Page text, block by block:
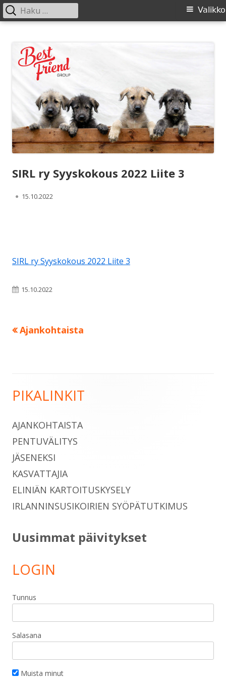
sisältöön
Ensisijainen
Valikko
Haku:
SIRL ry Syyskokous 2022 Liite 3
Julkaistu
15.10.2022
SIRL ry Syyskokous 2022 Liite 3
Julkaistu
15.10.2022
Artikkelien
Edellinen:
Ajankohtaista
Sivupalkki
PIKALINKIT
AJANKOHTAISTA
PENTUVÄLITYS
JÄSENEKSI
KASVATTAJIA
ELINIÄN KARTOITUSKYSELY
IRLANNINSUSIKOIRIEN SYÖPÄTUTKIMUS
Uusimmat päivitykset
LOGIN
Tunnus
Salasana
Muista minut